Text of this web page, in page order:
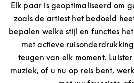
Elk paar is geoptimaliseerd om
zoals de artiest het bedoeld
bepalen welke stijl en functies
met actieve
teugen van elk moment.
muziek, of u nu op reis bent,